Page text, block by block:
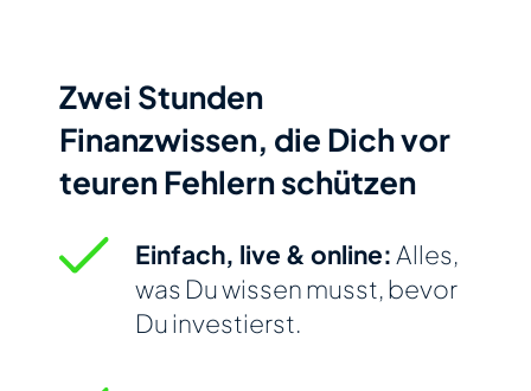
Zwei Stunden
Finanzwissen, die Dich vor
teuren Fehlern schützen
Einfach, live & online: Alles,
was Du wissen musst, bevor
Du investierst.